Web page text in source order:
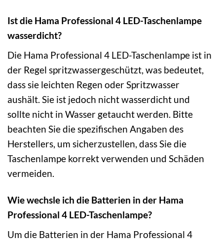
Ist die Hama Professional 4 LED-Taschenlampe
wasserdicht?
Die Hama Professional 4 LED-Taschenlampe ist in
der Regel spritzwassergeschützt, was bedeutet,
dass sie leichten Regen oder Spritzwasser
aushält. Sie ist jedoch nicht wasserdicht und
sollte nicht in Wasser getaucht werden. Bitte
beachten Sie die spezifischen Angaben des
Herstellers, um sicherzustellen, dass Sie die
Taschenlampe korrekt verwenden und Schäden
vermeiden.
Wie wechsle ich die Batterien in der Hama
Professional 4 LED-Taschenlampe?
Um die Batterien in der Hama Professional 4